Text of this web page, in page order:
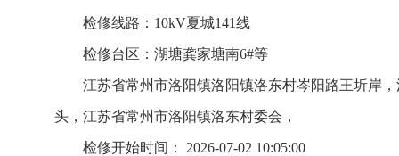
检修线路：10kV夏城141线
检修台区：湖塘龚家塘南6#等
江苏省常州市洛阳镇洛阳镇洛东村岑阳路王圻岸
头，江苏省常州市洛阳镇洛东村委会，
检修开始时间： 2026-07-02 10:05:00